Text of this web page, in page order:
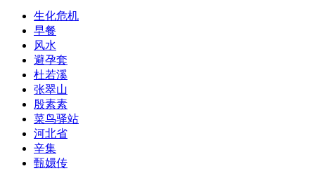
​生化危机
早餐
风水
​避孕套
杜若溪
​张翠山
殷素素
​菜鸟驿站
河北省
​辛集
甄嬛传